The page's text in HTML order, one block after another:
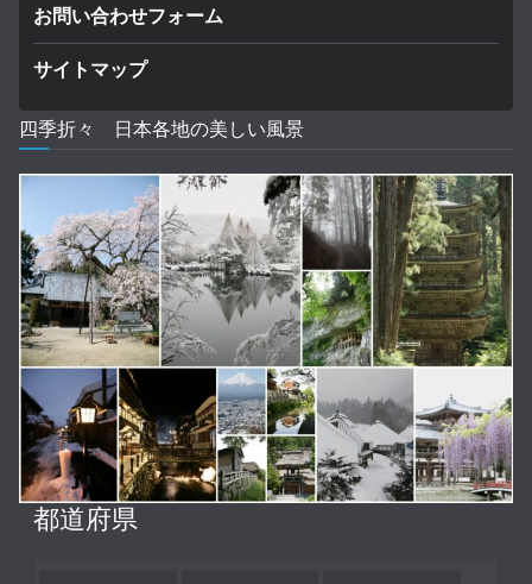
お問い合わせフォーム
サイトマップ
四季折々 日本各地の美しい風景
都道府県